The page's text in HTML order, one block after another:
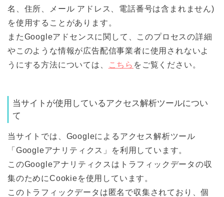
名、住所、メール アドレス、電話番号は含まれません)
を使用することがあります。
またGoogleアドセンスに関して、このプロセスの詳細
やこのような情報が広告配信事業者に使用されないよ
うにする方法については、
こちら をご覧ください。
当サイトが使用しているアクセス解析ツールについ
て
当サイトでは、Googleによるアクセス解析ツール
「Googleアナリティクス」を利用しています。
このGoogleアナリティクスはトラフィックデータの収
集のためにCookieを使用しています。
このトラフィックデータは匿名で収集されており、個